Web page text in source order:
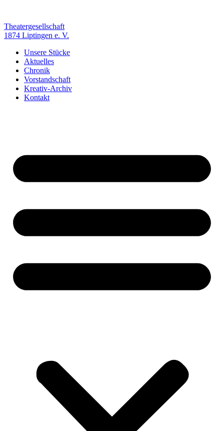
springen
Theatergesellschaft
1874 Liptingen e. V.
Unsere Stücke
Aktuelles
Chronik
Vorstandschaft
Kreativ-Archiv
Kontakt